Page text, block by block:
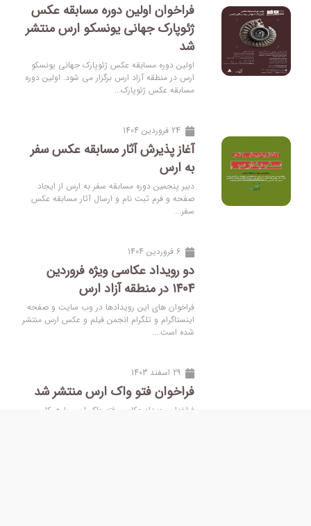
فراخوان اولین دوره مسابقه عکس
ژئوپارک جهانی یونسکو ارس منتشر
شد
اولین دوره مسابقه عکس ژئوپارک جهانی یونسکو
ارس در منطقه آزاد ارس برگزار می شود. اولین دوره
مسابقه عکس ژئوپارک...
24 فروردین 1404
آغاز پذیرش آثار مسابقه عکس سفر
به ارس
دبیر پنجمین دوره مسابقه سفر به ارس از ایجاد
صفحه و فرم ثبت نام و ارسال آثار مسابقه عکس
سفر...
6 فروردین 1404
دو رویداد عکاسی ویژه فروردین
۱۴۰۴ در منطقه آزاد ارس
فراخوان های این رویدادها در وب سایت و صفحه
اینستاگرام و تلگرام انجمن فیلم و عکس ارس منتشر
شده است....
29 اسفند 1403
فراخوان فتو واک ارس منتشر شد
فراخوان رویداد عکاسی فتو واک ارس با همکاری